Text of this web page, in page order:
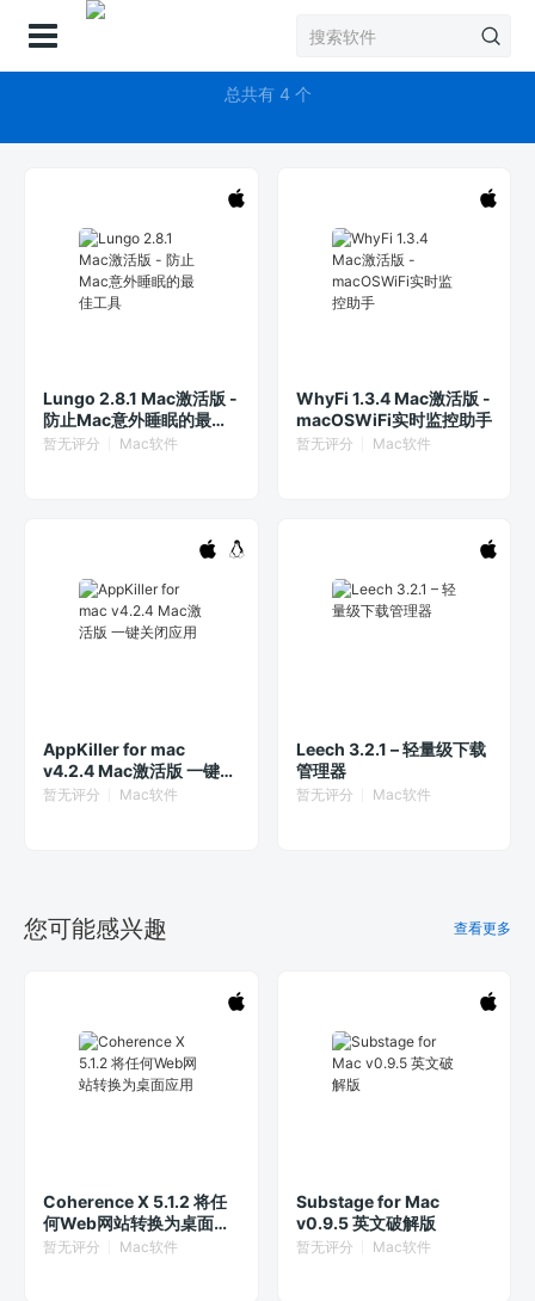
总共有 4 个
Lungo 2.8.1 Mac激活版 -
防止Mac意外睡眠的最佳
工具
暂无评分 Mac软件
WhyFi 1.3.4 Mac激活版 -
macOSWiFi实时监控助手
暂无评分 Mac软件
AppKiller for mac
v4.2.4 Mac激活版 一键关
闭应用
暂无评分 Mac软件
Leech 3.2.1 – 轻量级下载
管理器
暂无评分 Mac软件
您可能感兴趣 查看更多
Coherence X 5.1.2 将任
何Web网站转换为桌面应
用
暂无评分 Mac软件
Substage for Mac
v0.9.5 英文破解版
暂无评分 Mac软件